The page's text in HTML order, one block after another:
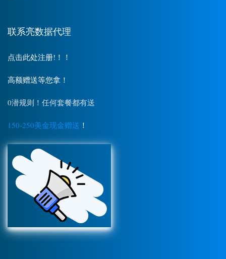
联系亮数据代理
点击此处注册!！！
高额赠送等您拿！
0潜规则！任何套餐都有送
150-250美金现金赠送 ！